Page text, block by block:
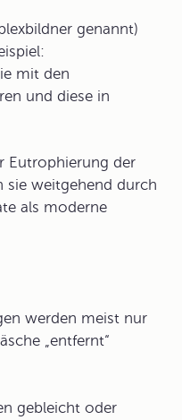
genannt)
mit den
und diese in
Eutrophierung der
sie weitgehend durch
als moderne
werden meist nur
„entfernt“
gebleicht oder